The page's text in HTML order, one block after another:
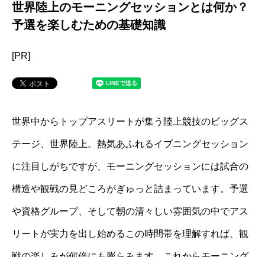
世界陸上のモーニングセッションとは何か？
予選を楽しむための基礎知識
[PR]
世界中からトップアスリートが集う陸上競技のビッグス
テージ、世界陸上。熱気あふれるイブニングセッション
に注目しがちですが、モーニングセッションには試合の
構造や観戦の見どころがぎゅっと詰まっています。予選
や資格グループ、そして朝の清々しい雰囲気の中でアス
リートが実力を出し始めるこの時間帯を理解すれば、観